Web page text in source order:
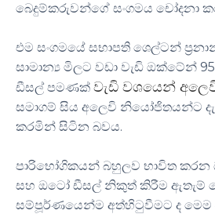
බෙදුම්කරුවන්ගේ සංගමය චෝදනා
එම සංගමයේ සභාපති ශෙල්ටන්
සාමාන්‍ය මිලට වඩා වැඩි ඔක්ටේන්
ඩීසල් පමණක් වැඩි වශයෙන්
සමාගම් සිය අලෙවි නියෝජිතයන්ට
කරමින් සිටින බවය.
පාරිභෝගිකයන් බහුලව භාවිත කරන
සහ ඔටෝ ඩීසල් නිකුත් කිරීම ඇතැම්
සම්පූර්ණයෙන්ම අත්හිටුවීමට ද මෙම